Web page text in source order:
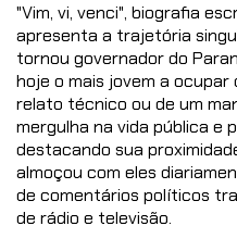
"Vim, vi, venci", biografia
apresenta a trajetória
tornou governador do
hoje o mais jovem a ocupar
relato técnico ou de um
mergulha na vida pública e
destacando sua
almoçou com eles
de comentários políticos
de rádio e televisão.